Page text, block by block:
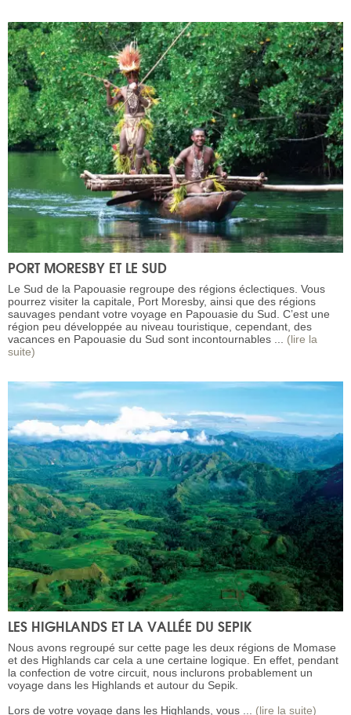
PORT MORESBY ET LE SUD
Le Sud de la Papouasie regroupe des régions éclectiques. Vous
pourrez visiter la capitale, Port Moresby, ainsi que des régions
sauvages pendant votre voyage en Papouasie du Sud. C’est une
région peu développée au niveau touristique, cependant, des
vacances en Papouasie du Sud sont incontournables ... (lire la
suite)
LES HIGHLANDS ET LA VALLÉE DU SEPIK
Nous avons regroupé sur cette page les deux régions de Momase
et des Highlands car cela a une certaine logique. En effet, pendant
la confection de votre circuit, nous inclurons probablement un
voyage dans les Highlands et autour du Sepik.
Lors de votre voyage dans les Highlands, vous ... (lire la suite)